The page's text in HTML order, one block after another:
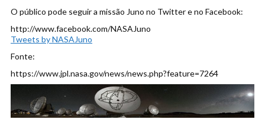
O público pode seguir a missão Juno no Twitter e no Facebook:
http://www.facebook.com/NASAJuno
Tweets by NASAJuno
Fonte:
https://www.jpl.nasa.gov/news/news.php?feature=7264